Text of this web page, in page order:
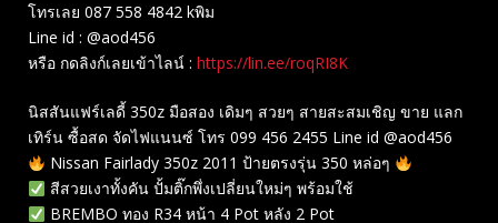
โทรเลย 087 558 4842 kพิม
Line id : @aod456
หรือ กดลิงก์เลยเข้าไลน์ : https://lin.ee/roqRI8K
นิสสันแฟร์เลดี้ 350z มือสอง เดิมๆ สวยๆ สายสะสมเชิญ ขาย แลก
เทิร์น ซื้อสด จัดไฟแนนซ์ โทร 099 456 2455 Line id @aod456
Nissan Fairlady 350z 2011 ป้ายตรงรุ่น 350 หล่อๆ
สีสวยเงาทั้งคัน ปั้มติ๊กพึ่งเปลี่ยนใหม่ๆ พร้อมใช้
BREMBO ทอง R34 หน้า 4 Pot หลัง 2 Pot